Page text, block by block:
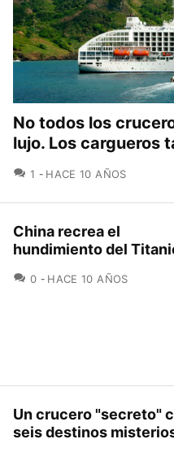
No todos los
lujo. Los cargueros
1 COMENTARIOS
HACE 10 AÑOS
China recrea el
hundimiento del
0 COMENTARIOS
HACE 10 AÑOS
Un crucero "secreto"
seis destinos